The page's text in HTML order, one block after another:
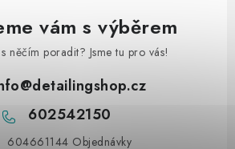
vám s výběrem
něčím poradit? Jsme tu pro vás!
@detailingshop.cz
602542150
604661144 Objednávky